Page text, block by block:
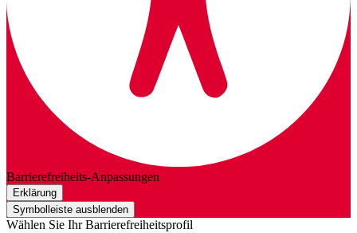
Barrierefreiheits-Anpassungen
Erklärung
Symbolleiste ausblenden
Wählen Sie Ihr Barrierefreiheitsprofil